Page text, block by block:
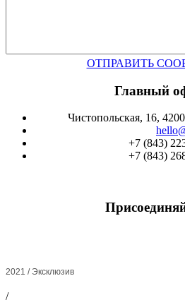
ОТПРАВИТЬ
Главный
Чистопольская, 16,
+7 (843)
+7 (843)
2021 / Эксклюзив
/